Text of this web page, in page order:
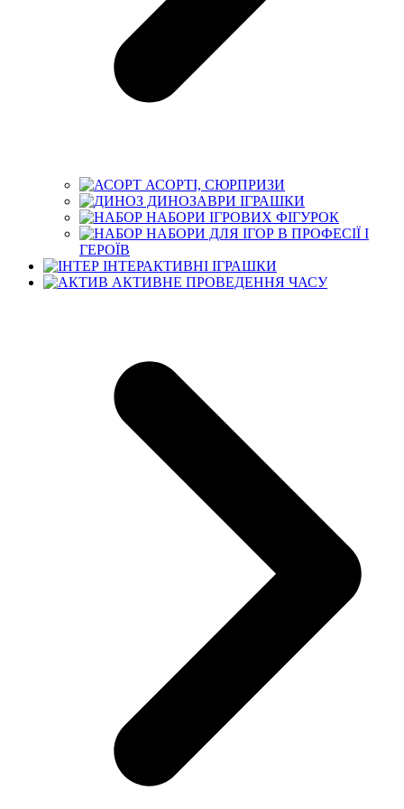
АСОРТІ, СЮРПРИЗИ
ДИНОЗАВРИ ІГРАШКИ
НАБОРИ ІГРОВИХ ФІГУРОК
НАБОРИ ДЛЯ ІГОР В ПРОФЕСІЇ І
ГЕРОЇВ
ІНТЕРАКТИВНІ ІГРАШКИ
АКТИВНЕ ПРОВЕДЕННЯ ЧАСУ